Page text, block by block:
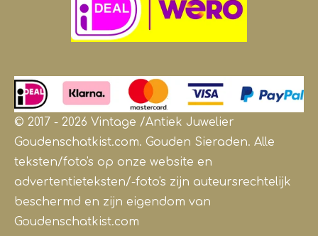
© 2017 - 2026 Vintage /Antiek Juwelier
Goudenschatkist.com. Gouden Sieraden. Alle
teksten/foto's op onze website en
advertentieteksten/-foto's zijn auteursrechtelijk
beschermd en zijn eigendom van
Goudenschatkist.com